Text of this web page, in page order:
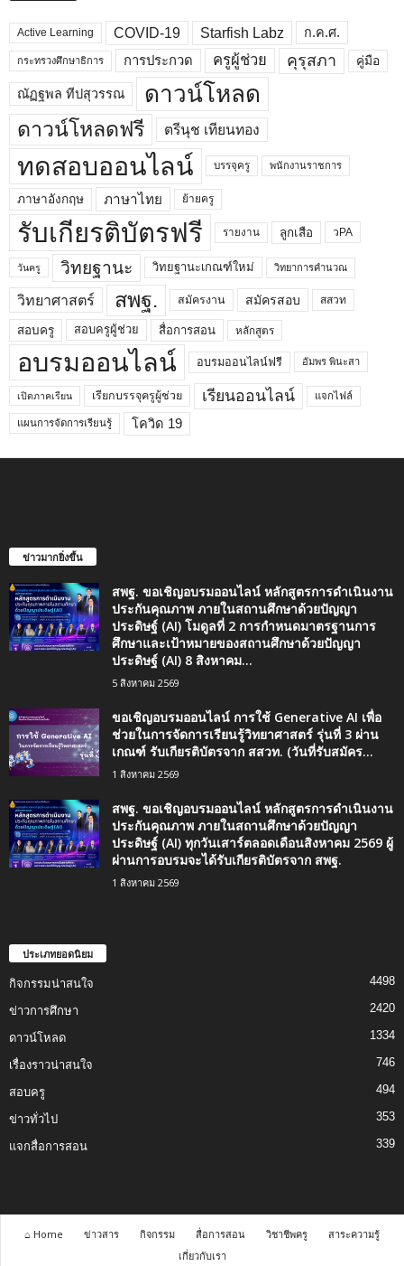
Active Learning COVID-19 Starfish Labz ก.ค.ศ.
กระทรวงศึกษาธิการ การประกวด ครูผู้ช่วย คุรุสภา คู่มือ
ณัฏฐพล ทีปสุวรรณ ดาวน์โหลด
ดาวน์โหลดฟรี ตรีนุช เทียนทอง
ทดสอบออนไลน์ บรรจุครู พนักงานราชการ
ภาษาอังกฤษ ภาษาไทย ย้ายครู
รับเกียรติบัตรฟรี รายงาน ลูกเสือ วPA
วันครู วิทยฐานะ วิทยฐานะเกณฑ์ใหม่ วิทยาการคำนวณ
วิทยาศาสตร์ สพฐ. สมัครงาน สมัครสอบ สสวท
สอบครู สอบครูผู้ช่วย สื่อการสอน หลักสูตร
อบรมออนไลน์ อบรมออนไลน์ฟรี อัมพร พินะสา
เปิดภาคเรียน เรียกบรรจุครูผู้ช่วย เรียนออนไลน์ แจกไฟล์
แผนการจัดการเรียนรู้ โควิด 19
ข่าวมากยิ่งขึ้น
สพฐ. ขอเชิญอบรมออนไลน์ หลักสูตรการดำเนินงาน
ประกันคุณภาพ ภายในสถานศึกษาด้วยปัญญา
ประดิษฐ์ (AI) โมดูลที่ 2 การกำหนดมาตรฐานการ
ศึกษาและเป้าหมายของสถานศึกษาด้วยปัญญา
ประดิษฐ์ (AI) 8 สิงหาคม...
5 สิงหาคม 2569
ขอเชิญอบรมออนไลน์ การใช้ Generative AI เพื่อ
ช่วยในการจัดการเรียนรู้วิทยาศาสตร์ รุ่นที่ 3 ผ่าน
เกณฑ์ รับเกียรติบัตรจาก สสวท. (วันที่รับสมัคร...
1 สิงหาคม 2569
สพฐ. ขอเชิญอบรมออนไลน์ หลักสูตรการดำเนินงาน
ประกันคุณภาพ ภายในสถานศึกษาด้วยปัญญา
ประดิษฐ์ (AI) ทุกวันเสาร์ตลอดเดือนสิงหาคม 2569 ผู้
ผ่านการอบรมจะได้รับเกียรติบัตรจาก สพฐ.
1 สิงหาคม 2569
ประเภทยอดนิยม
กิจกรรมน่าสนใจ 4498
ข่าวการศึกษา 2420
ดาวน์โหลด 1334
เรื่องราวน่าสนใจ 746
สอบครู 494
ข่าวทั่วไป 353
แจกสื่อการสอน 339
⌂ Home ข่าวสาร กิจกรรม สื่อการสอน วิชาชีพครู
สาระความรู้
เกี่ยวกับเรา